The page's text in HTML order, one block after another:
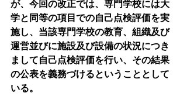
が、今回の改正では、専門学校には大
学と同等の項目での自己点検評価を実
施し、当該専門学校の教育、組織及び
運営並びに施設及び設備の状況につき
まして自己点検評価を行い、その結果
の公表を義務づけるということとして
いる。